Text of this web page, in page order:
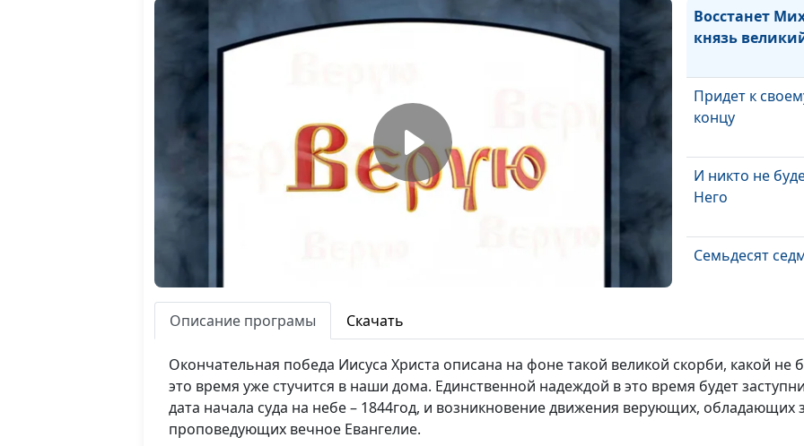
Восстанет
князь
Придет к
концу
И никто не
Него
Семьдесят
Возвеличил
Суд
Описание програмы Скачать
Окончательная победа Иисуса Христа описана на фоне такой великой скорби, какой не
это время уже стучится в наши дома. Единственной надеждой в это время будет
дата начала суда на небе – 1844год, и возникновение движения верующих, обладающих
проповедующих вечное Евангелие.